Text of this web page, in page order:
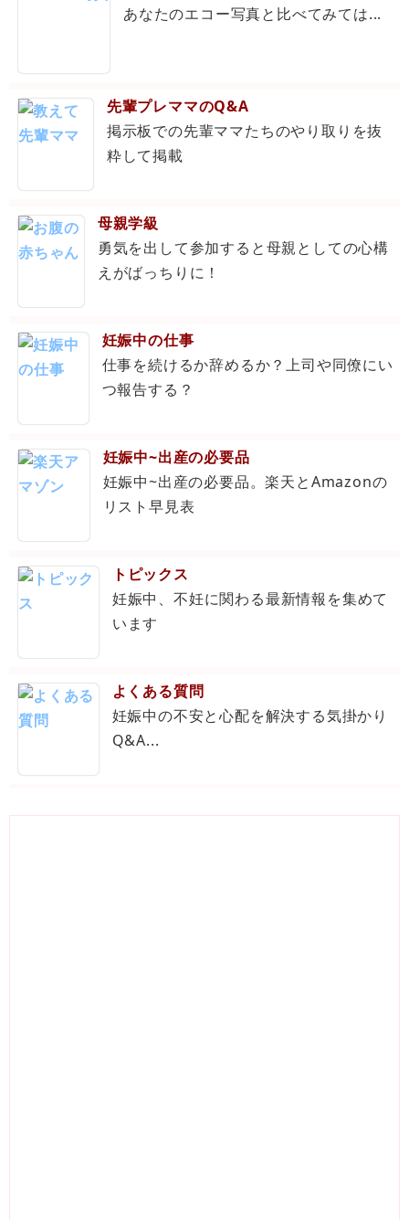
あなたのエコー写真と比べてみては...
先輩プレママのQ&A
掲示板での先輩ママたちのやり取りを抜
粋して掲載
母親学級
勇気を出して参加すると母親としての心構
えがばっちりに！
妊娠中の仕事
仕事を続けるか辞めるか？上司や同僚にい
つ報告する？
妊娠中~出産の必要品
妊娠中~出産の必要品。楽天とAmazonの
リスト早見表
トピックス
妊娠中、不妊に関わる最新情報を集めて
います
よくある質問
妊娠中の不安と心配を解決する気掛かり
Q&A...